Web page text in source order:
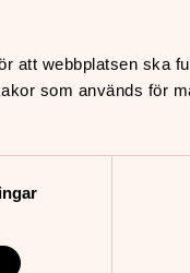
att webbplatsen ska
som används för
en avdelning, vilket
har förskolan växt